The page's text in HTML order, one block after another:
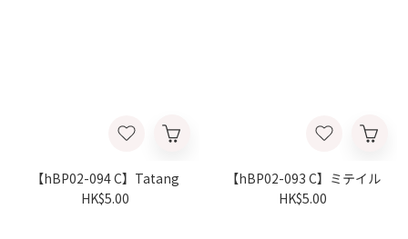
【hBP02-094 C】Tatang
HK$5.00
【hBP02-093 C】ミテイル
HK$5.00